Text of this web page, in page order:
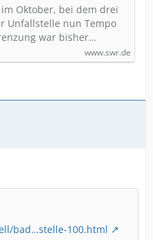
Oktober, bei dem drei
Unfallstelle nun Tempo
war bisher…
www.swr.de
bad…stelle-100.html